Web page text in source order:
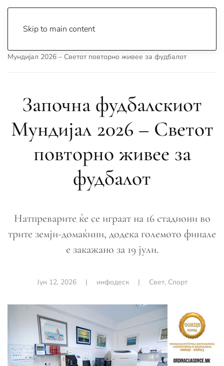
Skip to main content
Мундијал 2026 – Светот повторно живее за фудбалот
Започна фудбалскиот
Мундијал 2026 – Светот
повторно живее за
фудбалот
Натпреварите ќе се играат на 16 стадиони во
трите земји-домаќини, додека големото финале
е закажано за 19 јули.
Јун 12, 2026| инфодеск| Свет, Спорт